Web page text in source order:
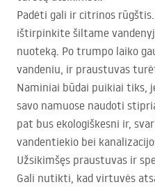
Padėti gali ir citrinos
ištirpinkite šiltame
nuoteką. Po trumpo laiko
vandeniu, ir praustuvas
Naminiai būdai puikiai tiks,
savo namuose naudoti
pat bus ekologiškesni ir,
vandentiekio bei
Užsikimšęs praustuvas ir
Gali nutikti, kad virtuvės